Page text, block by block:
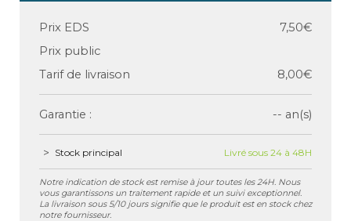
Prix EDS
7,50€
Prix public
Tarif de livraison
8,00€
Garantie : -- an(s)
Stock principal Livré sous 24 à 48H
Notre indication de stock est remise à jour toutes les 24H. Nous
vous garantissons un traitement rapide et un suivi exceptionnel.
La livraison sous 5/10 jours signifie que le produit est en stock chez
notre fournisseur.